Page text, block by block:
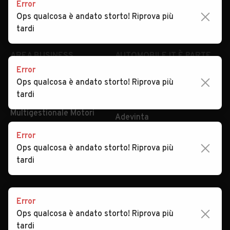
Impostazioni Privacy
Security
Valutazione auto
AREA BUSINESS
Registrazione
concessionario
Multigestionale Motori
AUTOMOBILE.IT È PARTE
subito.it
Adevinta
SEGUICI
Copyright © 2023 Marktplaats B.V. Tutti i diritti riservati.
Marktplaats B.V. - P.IVA 803.603.307.B.01
Error
Ops qualcosa è andato storto! Riprova più
tardi
Error
Ops qualcosa è andato storto! Riprova più
tardi
Error
Ops qualcosa è andato storto! Riprova più
tardi
Error
Ops qualcosa è andato storto! Riprova più
tardi